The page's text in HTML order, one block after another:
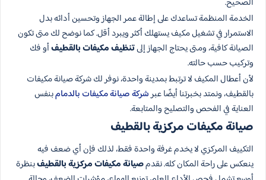
الخدمة المنظمة تساعدك على إطالة عمر الجهاز وتحسين أدائه بدل
الاستمرار في تشغيل مكيف يستهلك أكثر ويبرد أقل. كما نوضح لك متى تكون
الصيانة كافية، ومتى يحتاج الجهاز إلىتنظيف مكيفات بالقطيفأو فك
وتركيب حسب حالته.
لأن أعطال المكيف لا ترتبط بمدينة واحدة، نوفر لك شركة صيانة مكيفات
بالقطيف، ونمتد بخبرتنا أيضًا عبرشركة صيانة مكيفات بالدمامبنفس
العناية في الفحص والتصليح والمتابعة.
صيانة مكيفات مركزية بالقطيف
التكييف المركزي لا يخدم غرفة واحدة فقط، لذلك فإن أي ضعف فيه
ينعكس على راحة المكان كله. نقدمصيانة مكيفات مركزية بالقطيفبنظرة